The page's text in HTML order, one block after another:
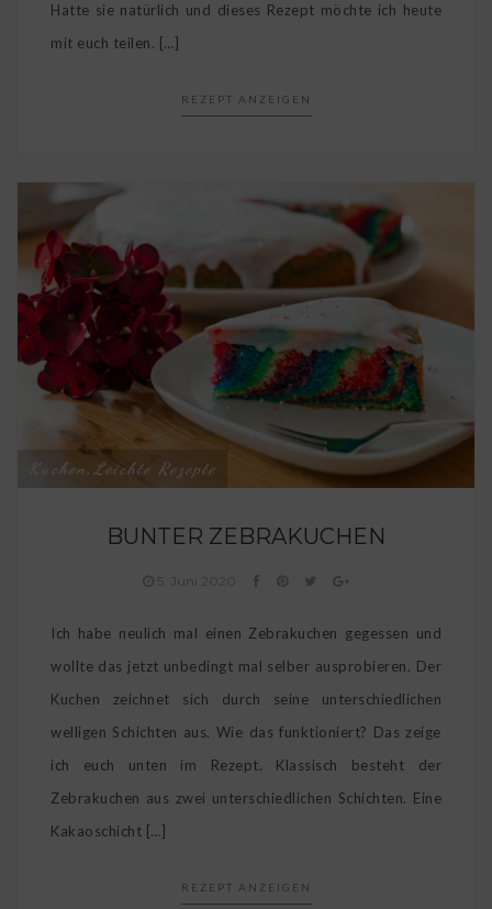
Hatte sie natürlich und dieses Rezept möchte ich heute
mit euch teilen. […]
REZEPT ANZEIGEN
Kuchen, Leichte Rezepte
BUNTER ZEBRAKUCHEN
5. Juni 2020
Ich habe neulich mal einen Zebrakuchen gegessen und
wollte das jetzt unbedingt mal selber ausprobieren. Der
Kuchen zeichnet sich durch seine unterschiedlichen
welligen Schichten aus. Wie das funktioniert? Das zeige
ich euch unten im Rezept. Klassisch besteht der
Zebrakuchen aus zwei unterschiedlichen Schichten. Eine
Kakaoschicht […]
REZEPT ANZEIGEN